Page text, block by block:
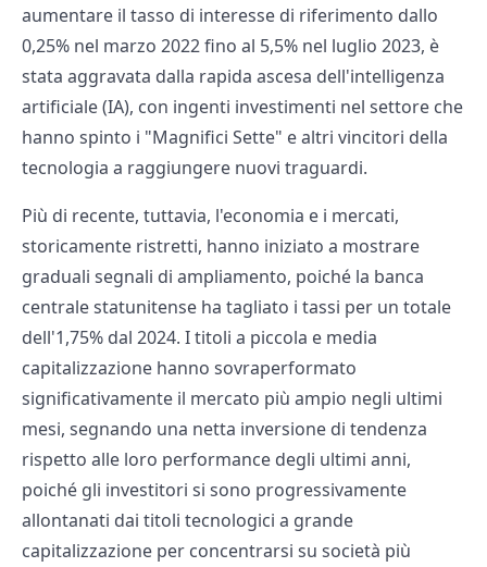
aumentare il tasso di interesse di riferimento dallo
0,25% nel marzo 2022 fino al 5,5% nel luglio 2023, è
stata aggravata dalla rapida ascesa dell'intelligenza
artificiale (IA), con ingenti investimenti nel settore che
hanno spinto i "Magnifici Sette" e altri vincitori della
tecnologia a raggiungere nuovi traguardi.
Più di recente, tuttavia, l'economia e i mercati,
storicamente ristretti, hanno iniziato a mostrare
graduali segnali di ampliamento, poiché la banca
centrale statunitense ha tagliato i tassi per un totale
dell'1,75% dal 2024. I titoli a piccola e media
capitalizzazione hanno sovraperformato
significativamente il mercato più ampio negli ultimi
mesi, segnando una netta inversione di tendenza
rispetto alle loro performance degli ultimi anni,
poiché gli investitori si sono progressivamente
allontanati dai titoli tecnologici a grande
capitalizzazione per concentrarsi su società più